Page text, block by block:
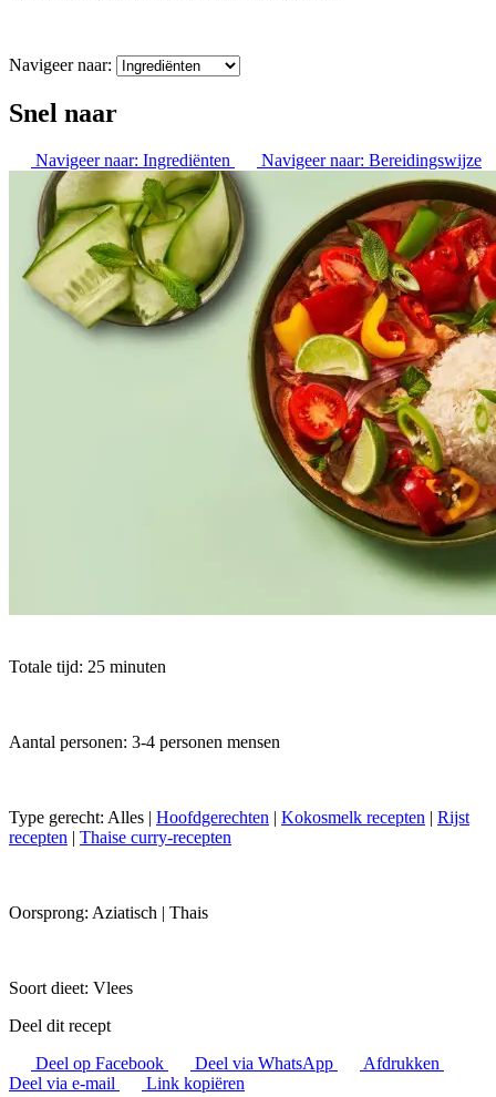
Navigeer naar:
Snel naar
Navigeer naar: Ingrediënten Navigeer naar: Bereidingswijze
Totale tijd: 25 minuten
Aantal personen: 3-4 personen mensen
Type gerecht: Alles | Hoofdgerechten | Kokosmelk recepten | Rijst
recepten | Thaise curry-recepten
Oorsprong: Aziatisch | Thais
Soort dieet: Vlees
Deel dit recept
Deel op Facebook
Deel via WhatsApp
Afdrukken
Deel via e-mail
Link kopiëren